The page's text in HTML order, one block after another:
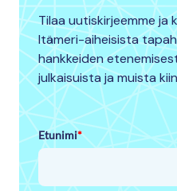
Tilaa uutiskirjeemme ja
Itämeri-aiheisista
hankkeiden
julkaisuista ja muista
Etunimi*